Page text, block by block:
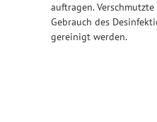
auftragen.
Gebrauch des
gereinigt werden.